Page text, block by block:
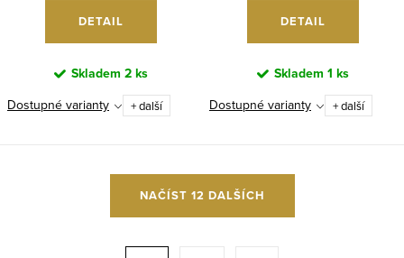
DETAIL
Skladem 2 ks
Dostupné varianty + další
DETAIL
Skladem 1 ks
Dostupné varianty + další
NAČÍST 12 DALŠÍCH